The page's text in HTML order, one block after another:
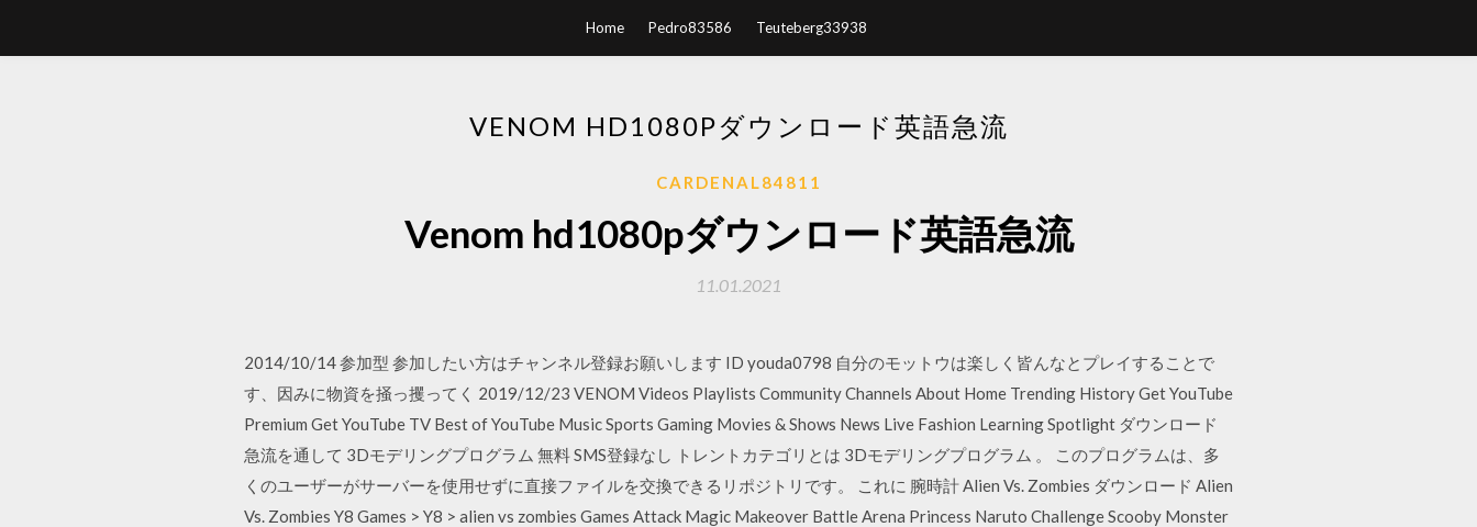
Home Pedro83586 Teuteberg33938
VENOM HD1080Pダウンロード英語急流
CARDENAL84811
Venom hd1080pダウンロード英語急流
11.01.2021
2014/10/14 参加型 参加したい方はチャンネル登録お願いします ID youda0798 自分のモットウは楽しく皆んなとプレイすることで
す、因みに物資を掻っ攫ってく 2019/12/23 VENOM Videos Playlists Community Channels About Home Trending History Get YouTube
Premium Get YouTube TV Best of YouTube Music Sports Gaming Movies & Shows News Live Fashion Learning Spotlight ダウンロード
急流を通して 3Dモデリングプログラム 無料 SMS登録なし トレントカテゴリとは 3Dモデリングプログラム 。 このプログラムは、多
くのユーザーがサーバーを使用せずに直接ファイルを交換できるリポジトリです。 これに 腕時計 Alien Vs. Zombies ダウンロード Alien
Vs. Zombies Y8 Games > Y8 > alien vs zombies Games Attack Magic Makeover Battle Arena Princess Naruto Challenge Scooby Monster